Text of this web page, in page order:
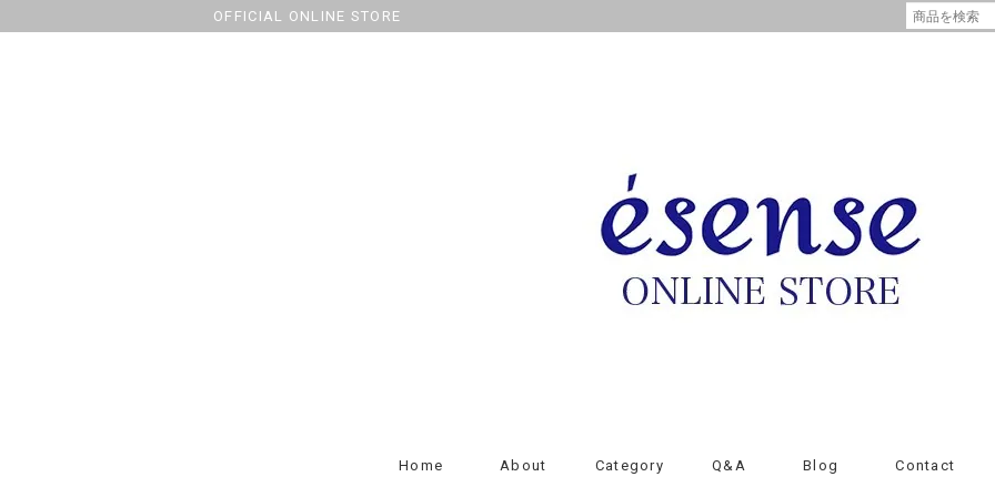
OFFICIAL ONLINE STORE
Home About Category Q&A Blog Contact